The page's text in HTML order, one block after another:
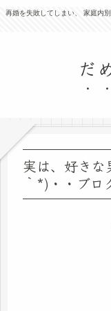
再婚を失敗してしまい、 家庭内
だ
実は、好きな
｀*)・・ブロ